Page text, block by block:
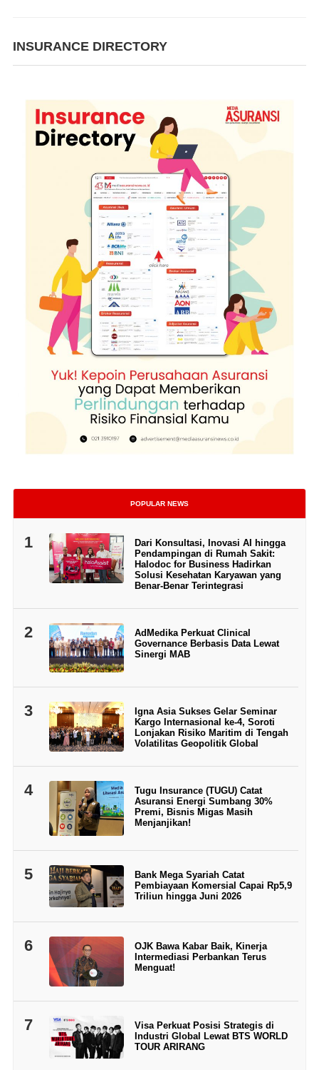
INSURANCE DIRECTORY
POPULAR NEWS
1
Dari Konsultasi, Inovasi AI hingga
Pendampingan di Rumah Sakit:
Halodoc for Business Hadirkan
Solusi Kesehatan Karyawan yang
Benar-Benar Terintegrasi
2
AdMedika Perkuat Clinical
Governance Berbasis Data Lewat
Sinergi MAB
3
Igna Asia Sukses Gelar Seminar
Kargo Internasional ke-4, Soroti
Lonjakan Risiko Maritim di Tengah
Volatilitas Geopolitik Global
4
Tugu Insurance (TUGU) Catat
Asuransi Energi Sumbang 30%
Premi, Bisnis Migas Masih
Menjanjikan!
5
Bank Mega Syariah Catat
Pembiayaan Komersial Capai Rp5,9
Triliun hingga Juni 2026
6
OJK Bawa Kabar Baik, Kinerja
Intermediasi Perbankan Terus
Menguat!
7
Visa Perkuat Posisi Strategis di
Industri Global Lewat BTS WORLD
TOUR ARIRANG